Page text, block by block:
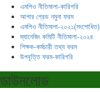
এমপিও নীতিমালা-কারিগরি
আপার গ্রেড নমুনা ফরম
এমপিও নীতিমালা-২০২১(সংশোধিত)
ম্যানেজিং কমিটি নীতিমালা-২০২৪
শিক্ষক-কর্মচারী তথ্য ফরম
উপবৃত্তি ফরম-কারিগরি
ডাউনলোড